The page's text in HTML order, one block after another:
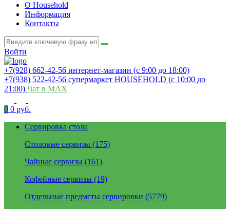
О Household
Информация
Контакты
Войти
+7(928) 662-42-56 интернет-магазин (с 9:00 до 18:00)
+7(938) 522-42-56 супермаркет HOUSEHOLD (с 10:00 до
21:00) Чат в MAX
0 0 руб.
Сервировка стола
Столовые сервизы (175)
Чайные сервизы (161)
Кофейные сервизы (19)
Отдельные предметы сервировки (5779)